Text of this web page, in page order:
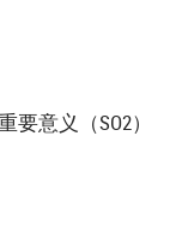
意义（SO2）